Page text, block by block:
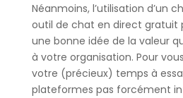
Néanmoins, l’utilisation d’un
outil de chat en direct gratuit
une bonne idée de la valeur
à votre organisation. Pour
votre (précieux) temps à
plateformes pas forcément